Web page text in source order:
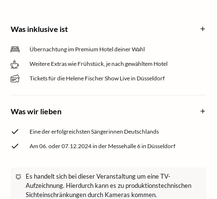
Was inklusive ist
Übernachtung im Premium Hotel deiner Wahl
Weitere Extras wie Frühstück, je nach gewähltem Hotel
Tickets für die Helene Fischer Show Live in Düsseldorf
Was wir lieben
Eine der erfolgreichsten Sängerinnen Deutschlands
Am 06. oder 07.12.2024 in der Messehalle 6 in Düsseldorf
Es handelt sich bei dieser Veranstaltung um eine TV-
Aufzeichnung. Hierdurch kann es zu produktionstechnischen
Sichteinschränkungen durch Kameras kommen.